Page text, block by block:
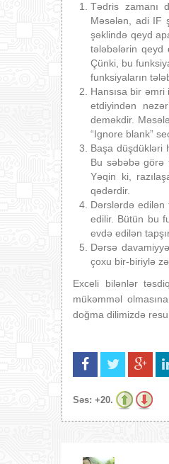
Tədris zamanı
Məsələn, adi IF
şəklində qeyd
tələbələrin qeyd
Çünki, bu
funksiyaların
Hansısa bir
etdiyindən
deməkdir.
“Ignore blank”
Başa düşdükləri
Bu səbəbə görə
Yəqin ki,
qədərdir.
Dərslərdə edilən
edilir. Bütün bu
evdə edilən
Dərsə
çoxu bir-biriylə
Exceli bilənlər
mükəmməl
doğma dilimizdə
Səs: +20.